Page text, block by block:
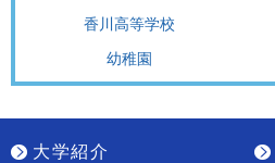
香川高等学校
幼稚園
大学紹介